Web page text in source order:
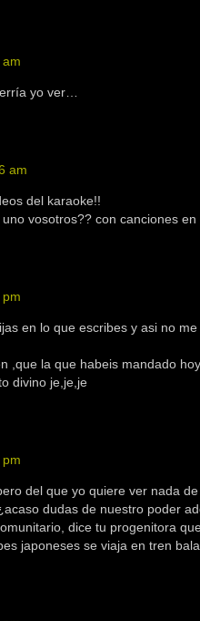
yo ver…
am
del karaoke!!
vosotros?? con canciones en
en lo que escribes y asi no
,que la que habeis mandado
divino je,je,je
del que yo quiere ver nada
dudas de nuestro poder
dice tu progenitora
japoneses se viaja en tren bala.